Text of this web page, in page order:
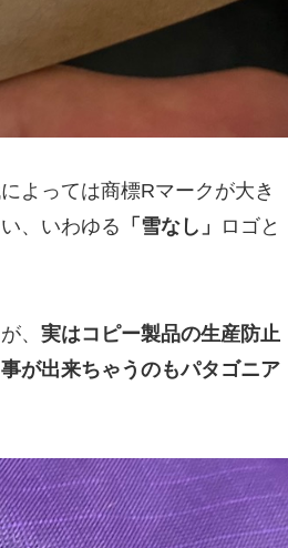
よっては商標Rマークが大き
、いわゆる 「雪なし」
ロゴと
、 実はコピー製品の生産防止
が出来ちゃうのもパタゴニア